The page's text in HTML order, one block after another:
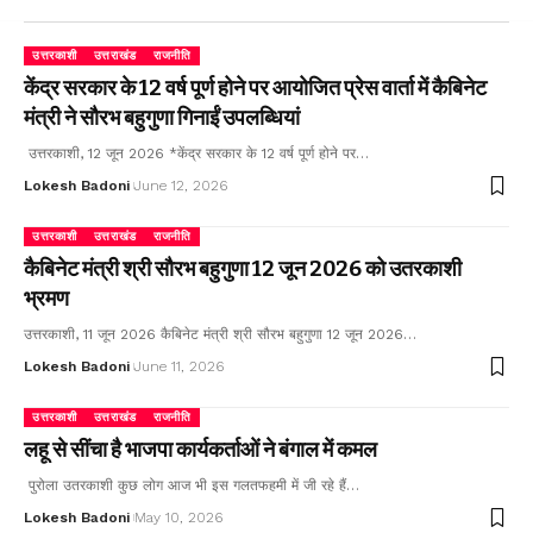
उत्तरकाशी उत्तराखंड राजनीति
केंद्र सरकार के 12 वर्ष पूर्ण होने पर आयोजित प्रेस वार्ता में कैबिनेट
मंत्री ने सौरभ बहुगुणा गिनाईं उपलब्धियां
उत्तरकाशी, 12 जून 2026 *केंद्र सरकार के 12 वर्ष पूर्ण होने पर…
Lokesh Badoni June 12, 2026
उत्तरकाशी उत्तराखंड राजनीति
कैबिनेट मंत्री श्री सौरभ बहुगुणा 12 जून 2026 को उतरकाशी
भ्रमण
उत्तरकाशी, 11 जून 2026 कैबिनेट मंत्री श्री सौरभ बहुगुणा 12 जून 2026…
Lokesh Badoni June 11, 2026
उत्तरकाशी उत्तराखंड राजनीति
लहू से सींचा है भाजपा कार्यकर्ताओं ने बंगाल में कमल
पुरोला उतरकाशी कुछ लोग आज भी इस गलतफहमी में जी रहे हैं…
Lokesh Badoni May 10, 2026